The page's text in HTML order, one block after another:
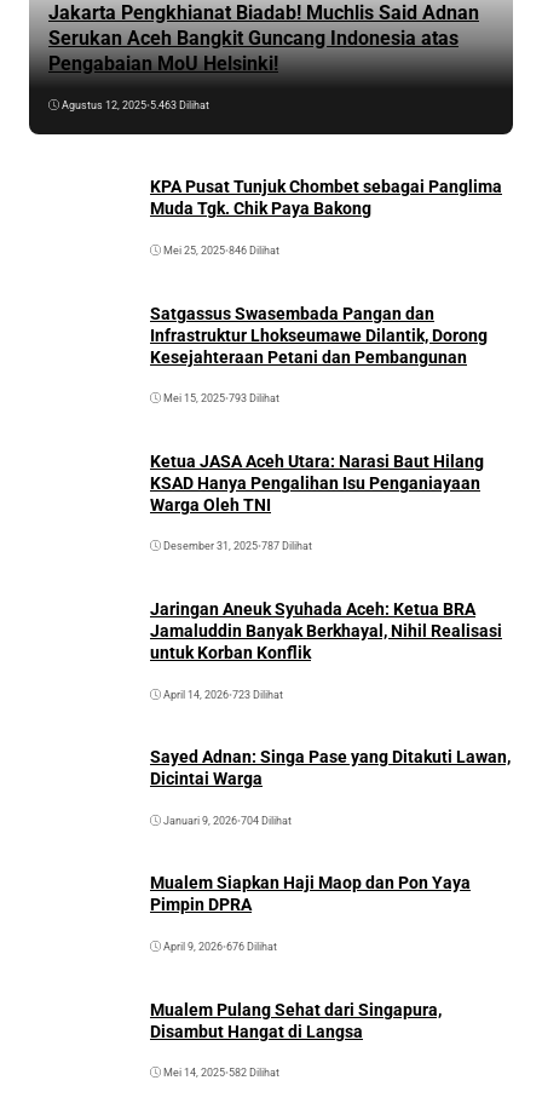
Jakarta Pengkhianat Biadab! Muchlis Said Adnan
Serukan Aceh Bangkit Guncang Indonesia atas
Pengabaian MoU Helsinki!
Agustus 12, 2025•5.463 Dilihat
KPA Pusat Tunjuk Chombet sebagai Panglima
Muda Tgk. Chik Paya Bakong
Mei 25, 2025•846 Dilihat
Satgassus Swasembada Pangan dan
Infrastruktur Lhokseumawe Dilantik, Dorong
Kesejahteraan Petani dan Pembangunan
Mei 15, 2025•793 Dilihat
Ketua JASA Aceh Utara: Narasi Baut Hilang
KSAD Hanya Pengalihan Isu Penganiayaan
Warga Oleh TNI
Desember 31, 2025•787 Dilihat
Jaringan Aneuk Syuhada Aceh: Ketua BRA
Jamaluddin Banyak Berkhayal, Nihil Realisasi
untuk Korban Konflik
April 14, 2026•723 Dilihat
Sayed Adnan: Singa Pase yang Ditakuti Lawan,
Dicintai Warga
Januari 9, 2026•704 Dilihat
Mualem Siapkan Haji Maop dan Pon Yaya
Pimpin DPRA
April 9, 2026•676 Dilihat
Mualem Pulang Sehat dari Singapura,
Disambut Hangat di Langsa
Mei 14, 2025•582 Dilihat